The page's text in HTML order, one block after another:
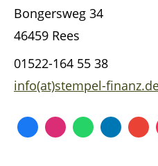
Bongersweg 34
46459 Rees
01522-164 55 38
info(at)stempel-